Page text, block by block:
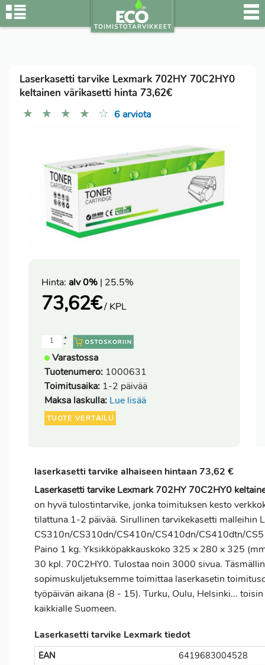
Laserkasetti tarvike Lexmark 702HY 70C2HY0
keltainen värikasetti hinta 73,62€
★ ★ ★ ★ ☆ 6 arviota
Hinta: alv 0% | 25.5%
73,62€/ KPL
-
+
Varastossa
Tuotenumero: 1000631
Toimitusaika: 1-2 päivää
Maksa laskulla: Lue lisää
TUOTE VERTAILU
laserkasetti tarvike alhaiseen hintaan 73,62 €
Laserkasetti tarvike Lexmark 702HY 70C2HY0
on hyvä tulostintarvike, jonka toimituksen kesto
tilattuna 1-2 päivää. Sirullinen tarvikekasetti malleihin
CS310n/CS310dn/CS410n/CS410dn/CS410dtn/
Paino 1 kg. Yksikköpakkauskoko 325 x 280 x 325
30 kpl. 70C2HY0. Tulostaa noin 3000 sivua.
sopimuskuljetuksemme toimittaa laserkasetin
työpäivän aikana (8 - 15). Turku, Oulu, Helsinki...
kaikkialle Suomeen.
Laserkasetti tarvike Lexmark tiedot
EAN
6419683004528